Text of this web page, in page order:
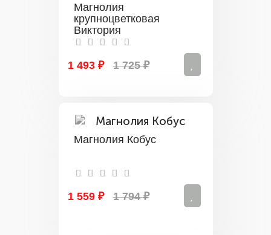
Магнолия
крупноцветковая
Виктория
1 493 ₽ 1 725 ₽
Магнолия Кобус
1 559 ₽ 1 794 ₽